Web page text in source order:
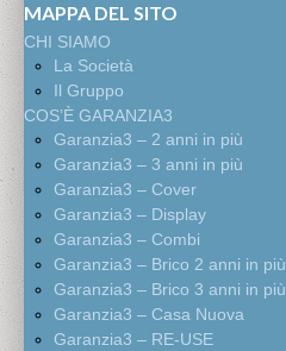
MAPPA DEL SITO
CHI SIAMO
La Società
Il Gruppo
COS’È GARANZIA3
Garanzia3 – 2 anni in più
Garanzia3 – 3 anni in più
Garanzia3 – Cover
Garanzia3 – Display
Garanzia3 – Combi
Garanzia3 – Brico 2 anni in più
Garanzia3 – Brico 3 anni in più
Garanzia3 – Casa Nuova
Garanzia3 – RE-USE